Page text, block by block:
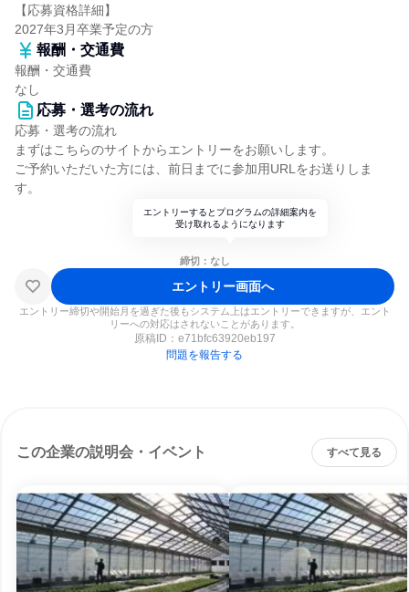
【応募資格詳細】
2027年3月卒業予定の方
報酬・交通費
報酬・交通費
なし
応募・選考の流れ
応募・選考の流れ
まずはこちらのサイトからエントリーをお願いします。
ご予約いただいた方には、前日までに参加用URLをお送りしま
す。
エントリーするとプログラムの詳細案内を
受け取れるようになります
締切：なし
エントリー画面へ
エントリー締切や開始月を過ぎた後もシステム上はエントリーできますが、エント
リーへの対応はされないことがあります。
原稿ID： e71bfc63920eb197
問題を報告する
この企業の説明会・イベント すべて見る